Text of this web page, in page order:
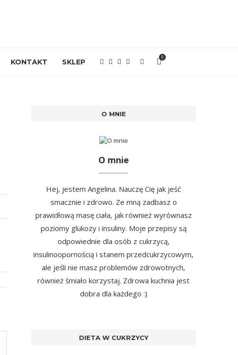
KONTAKT SKLEP
0
O MNIE
O mnie
Hej, jestem Angelina. Nauczę Cię jak jeść
smacznie i zdrowo. Ze mną zadbasz o
prawidłową masę ciała, jak również wyrównasz
poziomy glukozy i insuliny. Moje przepisy są
odpowiednie dla osób z cukrzycą,
insulinoopornością i stanem przedcukrzycowym,
ale jeśli nie masz problemów zdrowotnych,
również śmiało korzystaj. Zdrowa kuchnia jest
dobra dla każdego :)
DIETA W CUKRZYCY